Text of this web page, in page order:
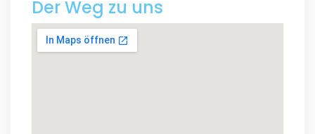
Der Weg zu uns